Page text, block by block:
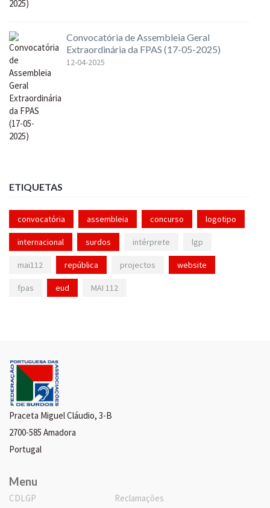
Convocatória de Assembleia Geral
Extraordinária da FPAS (17-05-2025)
12-04-2025
ETIQUETAS
convocatória assembleia concurso logotipo
internacional surdos intérprete lgp
mai112 república projectos website
fpas eud MAI 112
Praceta Miguel Cláudio, 3-B
2700-585 Amadora
Portugal
Menu
CDLGP
Reclamações